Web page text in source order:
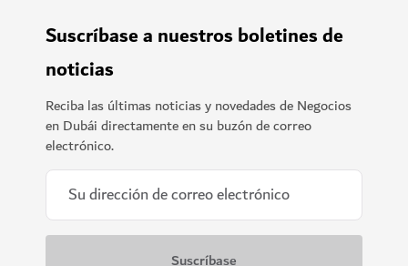
Suscríbase a nuestros boletines de
noticias
Reciba las últimas noticias y novedades de Negocios
en Dubái directamente en su buzón de correo
electrónico.